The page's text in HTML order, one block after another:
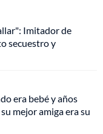
Imitador de
secuestro y
era bebé y años
mejor amiga era su